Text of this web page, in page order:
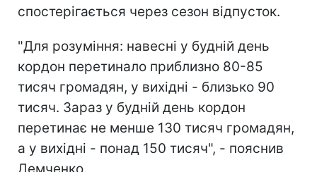
спостерігається через сезон відпусток.
"Для розуміння: навесні у будній день
кордон перетинало приблизно 80-85
тисяч громадян, у вихідні - близько 90
тисяч. Зараз у будній день кордон
перетинає не менше 130 тисяч громадян,
а у вихідні - понад 150 тисяч", - пояснив
Демченко.